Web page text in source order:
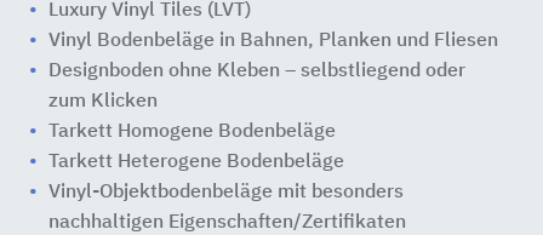
Luxury Vinyl Tiles (LVT)
Vinyl Bodenbeläge in Bahnen, Planken und Fliesen
Designboden ohne Kleben – selbstliegend oder
zum Klicken
Tarkett Homogene Bodenbeläge
Tarkett Heterogene Bodenbeläge
Vinyl-Objektbodenbeläge mit besonders
nachhaltigen Eigenschaften/Zertifikaten